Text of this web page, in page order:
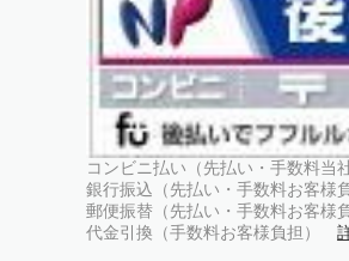
コンビニ払い（先払い・手数料当
銀行振込（先払い・手数料お客様
郵便振替（先払い・手数料お客様
代金引換（手数料お客様負担）